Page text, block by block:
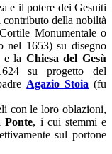
e il potere dei Gesuiti
contributo della nobiltà
Monumentale o
nel 1653) su disegno
e la Chiesa del Gesù
su progetto del
Agazio Stoia (fu
con le loro oblazioni,
Ponte, i cui stemmi e
sul portone